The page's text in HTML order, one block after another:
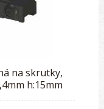
na skrutky,
h:15mm